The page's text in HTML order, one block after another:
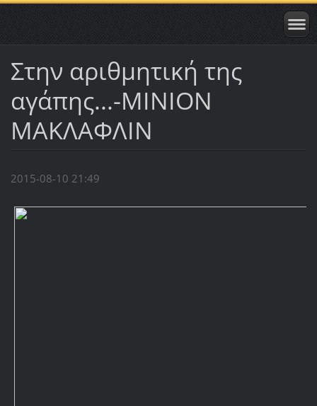
Στην αριθμητική της
αγάπης...-MINION
MAKΛΑΦΛΙΝ
2015-08-10 21:49